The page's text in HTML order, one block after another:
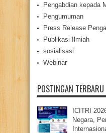
Pengabdian kepada
Pengumuman
Press Release
Publikasi Ilmiah
sosialisasi
Webinar
POSTINGAN TERBARU
ICITRI
Negara,